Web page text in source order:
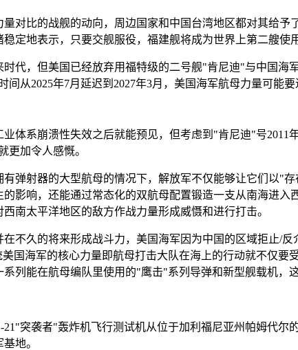
对比的战舰的动向，周边国家和中国台湾地区都对其给
定地表示，只要交舰服役，福建舰将成为世界上第二艘使
代，但美国已经放弃用福特级的二号舰"肯尼迪"与中国
从2025年7月延迟到2027年3月，美国海军航母力量可能
体系崩溃性失效之后就能预见，但考虑到"肯尼迪"号
更加令人感慨。
弹射器的大型航母的情况下，解放军不仅能够让它们以"
影响，还能通过常态化的双航母配置锻造一支从南海进
南太平洋地区的敌方作战力量形成威慑和进行打击。
不久的将来形成战斗力，美国海军因为中国的区域拒止/
国海军的核心力量即航母打击大队在海上的行动就不仅要
列能在航母编队里使用的"鹰击"系列导弹和新型舰载机，
21"突袭者"轰炸机飞行测试机从位于加利福尼亚州帕姆代
地。